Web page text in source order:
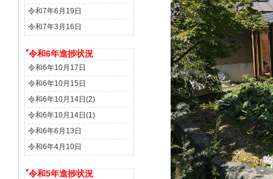
令和7年6月19日
令和7年3月16日
令和6年進捗状況
令和6年10月17日
令和6年10月15日
令和6年10月14日(2)
令和6年10月14日(1)
令和6年6月13日
令和6年4月10日
令和5年進捗状況